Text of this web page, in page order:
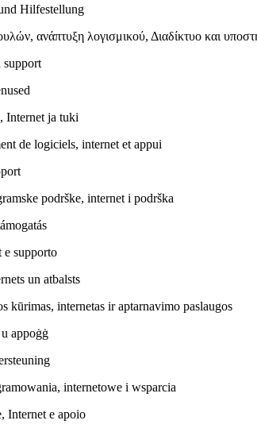
Hilfestellung
ανάπτυξη λογισμικού, Διαδίκτυο και
support
Internet ja tuki
de logiciels, internet et appui
podrške, internet i podrška
e supporto
un atbalsts
kūrimas, internetas ir aptarnavimo paslaugos
appoġġ
internetowe i wsparcia
Internet e apoio